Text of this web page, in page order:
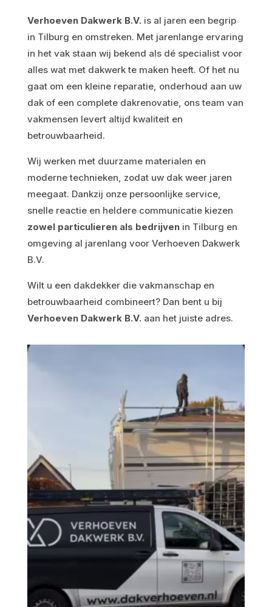
Verhoeven Dakwerk B.V. is al jaren een begrip
in Tilburg en omstreken. Met jarenlange ervaring
in het vak staan wij bekend als dé specialist voor
alles wat met dakwerk te maken heeft. Of het nu
gaat om een kleine reparatie, onderhoud aan uw
dak of een complete dakrenovatie, ons team van
vakmensen levert altijd kwaliteit en
betrouwbaarheid.
Wij werken met duurzame materialen en
moderne technieken, zodat uw dak weer jaren
meegaat. Dankzij onze persoonlijke service,
snelle reactie en heldere communicatie kiezen
zowel particulieren als bedrijvenin Tilburg en
omgeving al jarenlang voor Verhoeven Dakwerk
B.V.
Wilt u een dakdekker die vakmanschap en
betrouwbaarheid combineert? Dan bent u bij
Verhoeven Dakwerk B.V. aan het juiste adres.